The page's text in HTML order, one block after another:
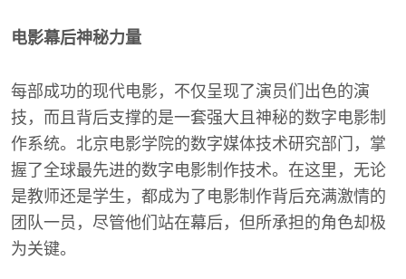
电影幕后神秘力量
每部成功的现代电影，不仅呈现了演员们出色的演
技，而且背后支撑的是一套强大且神秘的数字电影制
作系统。北京电影学院的数字媒体技术研究部门，掌
握了全球最先进的数字电影制作技术。在这里，无论
是教师还是学生，都成为了电影制作背后充满激情的
团队一员，尽管他们站在幕后，但所承担的角色却极
为关键。